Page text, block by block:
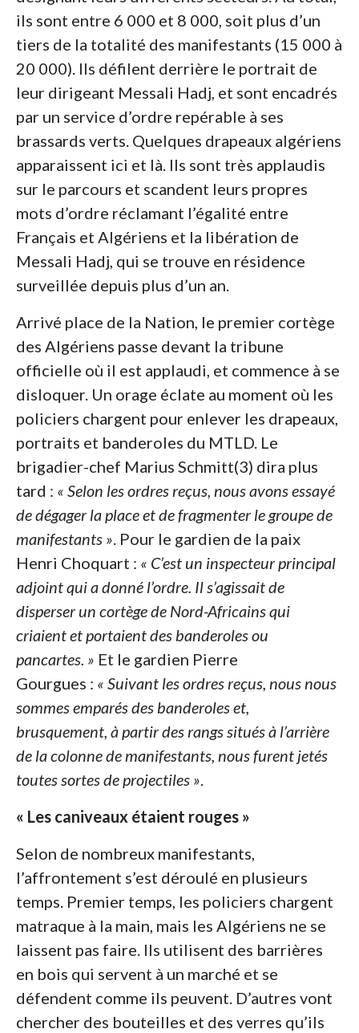
ils sont entre 6 000 et 8 000, soit plus d’un
tiers de la totalité des manifestants (15 000 à
20 000). Ils défilent derrière le portrait de
leur dirigeant Messali Hadj, et sont encadrés
par un service d’ordre repérable à ses
brassards verts. Quelques drapeaux algériens
apparaissent ici et là. Ils sont très applaudis
sur le parcours et scandent leurs propres
mots d’ordre réclamant l’égalité entre
Français et Algériens et la libération de
Messali Hadj, qui se trouve en résidence
surveillée depuis plus d’un an.
Arrivé place de la Nation, le premier cortège
des Algériens passe devant la tribune
officielle où il est applaudi, et commence à se
disloquer. Un orage éclate au moment où les
policiers chargent pour enlever les drapeaux,
portraits et banderoles du MTLD. Le
brigadier-chef Marius Schmitt(3) dira plus
tard : « Selon les ordres reçus, nous avons essayé
de dégager la place et de fragmenter le groupe de
manifestants ». Pour le gardien de la paix
Henri Choquart : « C’est un inspecteur principal
adjoint qui a donné l’ordre. Il s’agissait de
disperser un cortège de Nord-Africains qui
criaient et portaient des banderoles ou
pancartes. » Et le gardien Pierre
Gourgues : « Suivant les ordres reçus, nous nous
sommes emparés des banderoles et,
brusquement, à partir des rangs situés à l’arrière
de la colonne de manifestants, nous furent jetés
toutes sortes de projectiles ».
« Les caniveaux étaient rouges »
Selon de nombreux manifestants,
l’affrontement s’est déroulé en plusieurs
temps. Premier temps, les policiers chargent
matraque à la main, mais les Algériens ne se
laissent pas faire. Ils utilisent des barrières
en bois qui servent à un marché et se
défendent comme ils peuvent. D’autres vont
chercher des bouteilles et des verres qu’ils